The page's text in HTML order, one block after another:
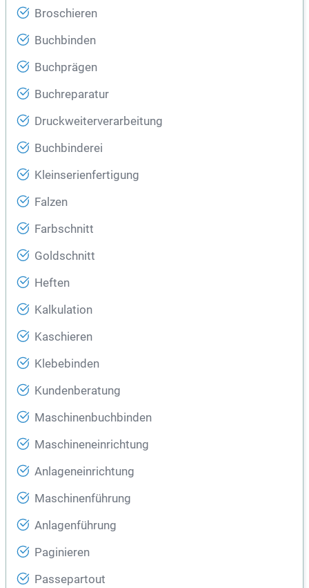
Broschieren
Buchbinden
Buchprägen
Buchreparatur
Druckweiterverarbeitung
Buchbinderei
Kleinserienfertigung
Falzen
Farbschnitt
Goldschnitt
Heften
Kalkulation
Kaschieren
Klebebinden
Kundenberatung
Maschinenbuchbinden
Maschineneinrichtung
Anlageneinrichtung
Maschinenführung
Anlagenführung
Paginieren
Passepartout